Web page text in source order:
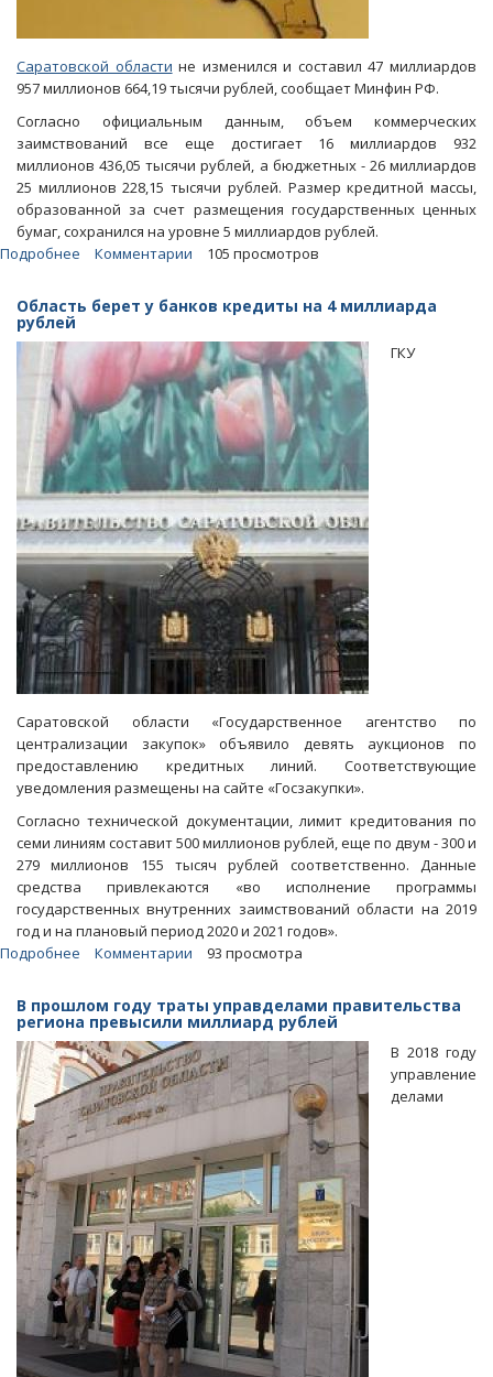
Саратовской области не изменился и составил 47 миллиардов
957 миллионов 664,19 тысячи рублей, сообщает Минфин РФ.
Согласно официальным данным, объем коммерческих
заимствований все еще достигает 16 миллиардов 932
миллионов 436,05 тысячи рублей, а бюджетных - 26 миллиардов
25 миллионов 228,15 тысячи рублей. Размер кредитной массы,
образованной за счет размещения государственных ценных
бумаг, сохранился на уровне 5 миллиардов рублей.
Подробнее
РФ:
саратовских
муниципалитетов
перешагнул
рубеж
в
10
миллиардов
Комментарии 105 просмотров
Область берет у банков кредиты на 4 миллиарда
рублей
ГКУ
Саратовской области «Государственное агентство по
централизации закупок» объявило девять аукционов по
предоставлению кредитных линий. Соответствующие
уведомления размещены на сайте «Госзакупки».
Согласно технической документации, лимит кредитования по
семи линиям составит 500 миллионов рублей, еще по двум - 300 и
279 миллионов 155 тысяч рублей соответственно. Данные
средства привлекаются «во исполнение программы
государственных внутренних заимствований области на 2019
год и на плановый период 2020 и 2021 годов».
Подробнее
у
банков
кредиты
на
4
миллиарда
рублей
Комментарии 93 просмотра
В прошлом году траты управделами правительства
региона превысили миллиард рублей
В 2018 году
управление
делами